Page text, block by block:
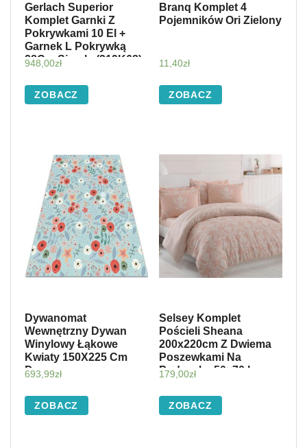
Gerlach Superior
Komplet Garnki Z
Pokrywkami 10 El +
Garnek L Pokrywką
28Cm Simple (319K68)
948,00zł
ZOBACZ
Branq Komplet 4
Pojemników Ori Zielony
11,40zł
ZOBACZ
Dywanomat
Wewnętrzny Dywan
Winylowy Łąkowe
Kwiaty 150X225 Cm
Dww-
693,99zł
ZOBACZ
Selsey Komplet
Pościeli Sheana
200x220cm Z Dwiema
Poszewkami Na
Poduszkę 50×70 I
Pudrowy
179,00zł
ZOBACZ